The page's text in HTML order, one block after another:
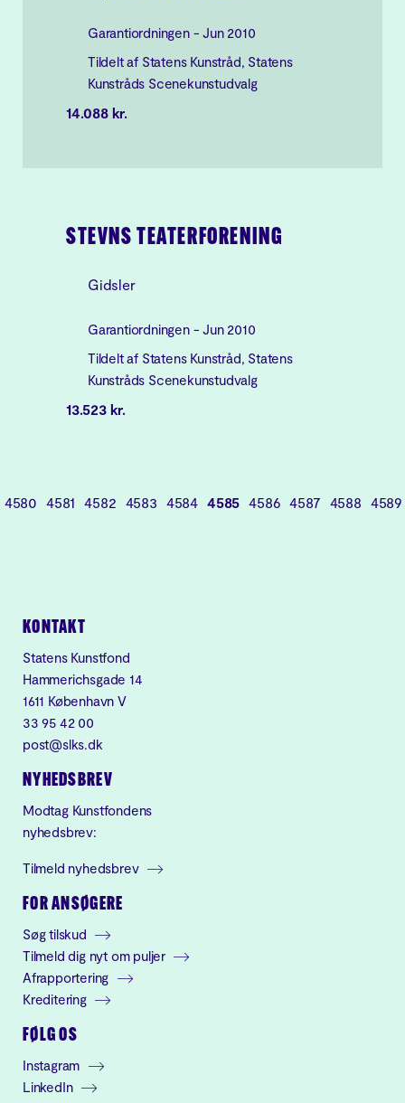
Garantiordningen - Jun 2010
Tildelt af Statens Kunstråd, Statens
Kunstråds Scenekunstudvalg
14.088 kr.
STEVNS TEATERFORENING
Gidsler
Garantiordningen - Jun 2010
Tildelt af Statens Kunstråd, Statens
Kunstråds Scenekunstudvalg
13.523 kr.
4580 4581 4582 4583 4584 4585 4586 4587 4588 4589
KONTAKT
Statens Kunstfond
Hammerichsgade 14
1611 København V
33 95 42 00
post@slks.dk
NYHEDSBREV
Modtag Kunstfondens
nyhedsbrev:
Tilmeld nyhedsbrev
FOR ANSØGERE
Søg tilskud
Tilmeld dig nyt om puljer
Afrapportering
Kreditering
FØLG OS
Instagram
LinkedIn